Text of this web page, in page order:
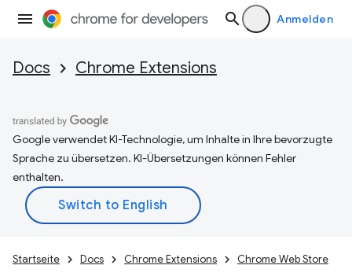
Anmelden
Docs Chrome Extensions
Google verwendet KI-Technologie, um Inhalte in Ihre bevorzugte
Sprache zu übersetzen. KI-Übersetzungen können Fehler
enthalten.
Startseite Docs Chrome Extensions Chrome Web Store